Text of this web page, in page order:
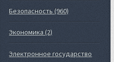
Безопасность (960)
Экономика (2)
Электронное государство